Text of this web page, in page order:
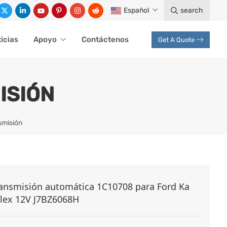
Español search
Apoyo Contáctenos Get A Quote
automática 1C10708 para Ford Ka
12V J7BZ6068H